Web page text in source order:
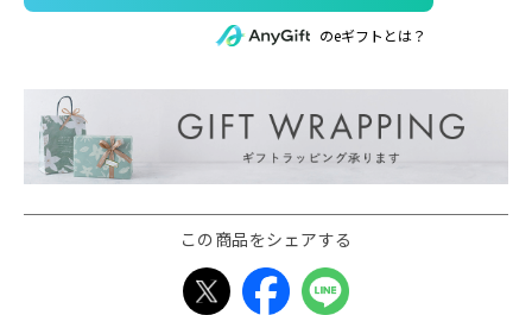
のeギフトとは？
この商品をシェアする